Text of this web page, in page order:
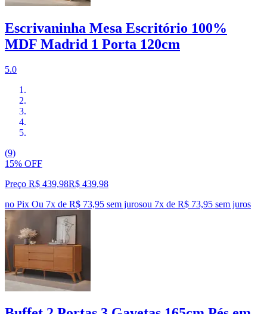
Escrivaninha Mesa Escritório 100%
MDF Madrid 1 Porta 120cm
5.0
(9)
15% OFF
Preço R$ 439,98R$ 439,98
no Pix Ou 7x de R$ 73,95 sem jurosou 7x de R$ 73,95 sem juros